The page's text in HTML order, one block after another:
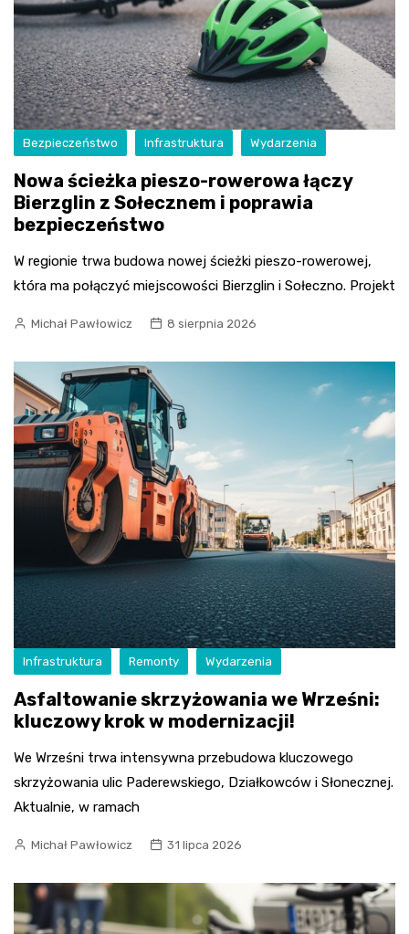
Bezpieczeństwo Infrastruktura Wydarzenia
Nowa ścieżka pieszo-rowerowa łączy
Bierzglin z Sołecznem i poprawia
bezpieczeństwo
W regionie trwa budowa nowej ścieżki pieszo-rowerowej,
która ma połączyć miejscowości Bierzglin i Sołeczno. Projekt
Michał Pawłowicz 8 sierpnia 2026
Infrastruktura Remonty Wydarzenia
Asfaltowanie skrzyżowania we Wrześni:
kluczowy krok w modernizacji!
We Wrześni trwa intensywna przebudowa kluczowego
skrzyżowania ulic Paderewskiego, Działkowców i Słonecznej.
Aktualnie, w ramach
Michał Pawłowicz 31 lipca 2026